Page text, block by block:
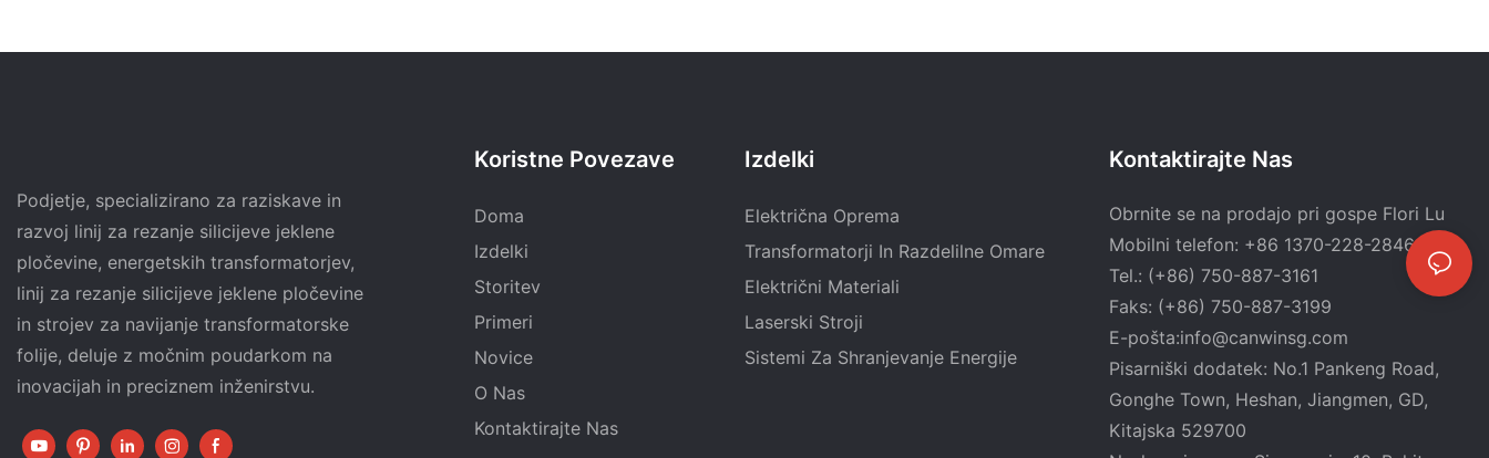
Podjetje, specializirano za raziskave in
razvoj linij za rezanje silicijeve jeklene
pločevine, energetskih transformatorjev,
linij za rezanje silicijeve jeklene pločevine
in strojev za navijanje transformatorske
folije, deluje z močnim poudarkom na
inovacijah in preciznem inženirstvu.
Koristne Povezave
Doma
Izdelki
Storitev
Primeri
Novice
O Nas
Kontaktirajte Nas
Izdelki
Električna Oprema
Transformatorji In Razdelilne Omare
Električni Materiali
Laserski Stroji
Sistemi Za Shranjevanje Energije
Kontaktirajte Nas
Obrnite se na prodajo pri gospe Flori Lu
Mobilni telefon: +86 1370-228-2846
Tel.: (+86) 750-887-3161
Faks: (+86) 750-887-3199
E-pošta:info@canwinsg.com
Pisarniški dodatek: No.1 Pankeng Road,
Gonghe Town, Heshan, Jiangmen, GD,
Kitajska 529700